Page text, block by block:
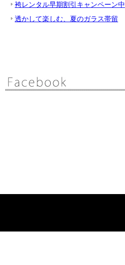
袴レンタル早期割引キャンペーン中
透かして楽しむ、夏のガラス帯留